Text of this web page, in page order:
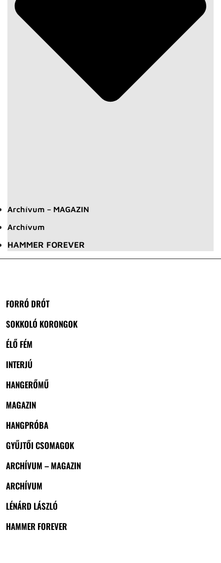
Archívum – MAGAZIN
Archívum
HAMMER FOREVER
FORRÓ DRÓT
SOKKOLÓ KORONGOK
ÉLŐ FÉM
INTERJÚ
HANGERŐMŰ
MAGAZIN
HANGPRÓBA
GYŰJTŐI CSOMAGOK
ARCHÍVUM – MAGAZIN
ARCHÍVUM
LÉNÁRD LÁSZLÓ
HAMMER FOREVER